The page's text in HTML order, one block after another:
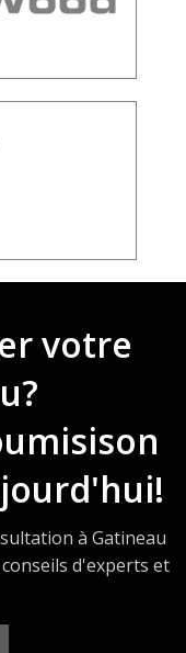
votre
à Gatineau
d'experts et